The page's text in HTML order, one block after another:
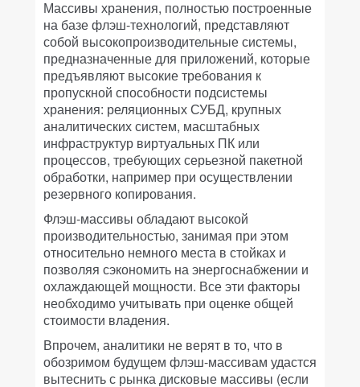
Массивы хранения, полностью построенные
на базе флэш-технологий, представляют
собой высокопроизводительные системы,
предназначенные для приложений, которые
предъявляют высокие требования к
пропускной способности подсистемы
хранения: реляционных СУБД, крупных
аналитических систем, масштабных
инфраструктур виртуальных ПК или
процессов, требующих серьезной пакетной
обработки, например при осуществлении
резервного копирования.
Флэш-массивы обладают высокой
производительностью, занимая при этом
относительно немного места в стойках и
позволяя сэкономить на энергоснабжении и
охлаждающей мощности. Все эти факторы
необходимо учитывать при оценке общей
стоимости владения.
Впрочем, аналитики не верят в то, что в
обозримом будущем флэш-массивам удастся
вытеснить с рынка дисковые массивы (если